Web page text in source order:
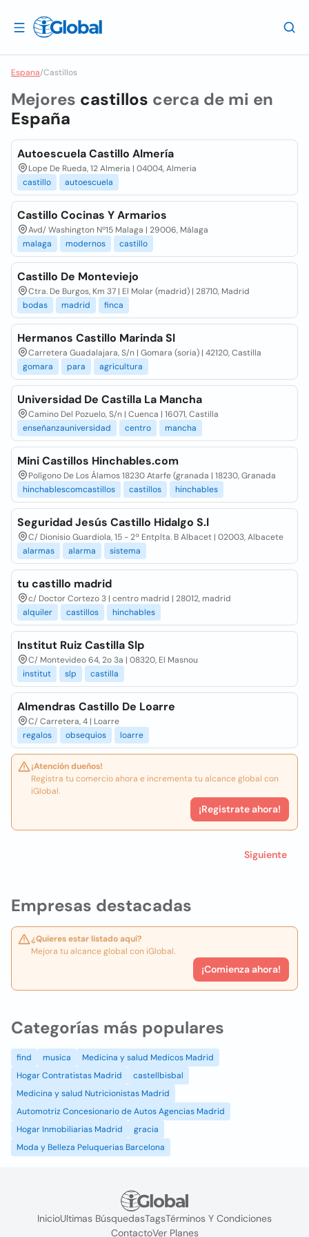
Espana/Castillos
Empresas destacadas
¿Quieres estar listado aquí?
Mejora tu alcance global con iGlobal.
¡Comienza ahora!
Mejores castillos cerca de mi en
España
Autoescuela Castillo Almería
Lope De Rueda, 12 Almeria | 04004, Almeria
castillo
autoescuela
Castillo Cocinas Y Armarios
Avd/ Washington Nº15 Malaga | 29006, Málaga
malaga
modernos castillo
Castillo De Monteviejo
Ctra. De Burgos, Km 37 | El Molar (madrid) | 28710, Madrid
bodas
madrid finca
Hermanos Castillo Marinda Sl
Carretera Guadalajara, S/n | Gomara (soria) | 42120, Castilla
gomara
para agricultura
Universidad De Castilla La Mancha
Camino Del Pozuelo, S/n | Cuenca | 16071, Castilla
enseñanzauniversidad
centro mancha
Mini Castillos Hinchables.com
Polígono De Los Álamos 18230 Atarfe (granada | 18230, Granada
hinchablescomcastillos
castillos hinchables
Seguridad Jesús Castillo Hidalgo S.l
C/ Dionisio Guardiola, 15 - 2ª Entplta. B Albacet | 02003, Albacete
alarmas
alarma sistema
tu castillo madrid
c/ Doctor Cortezo 3 | centro madrid | 28012, madrid
alquiler
castillos hinchables
Institut Ruiz Castilla Slp
C/ Montevideo 64, 2o 3a | 08320, El Masnou
institut
slp castilla
Almendras Castillo De Loarre
C/ Carretera, 4 | Loarre
regalos
obsequios loarre
¡Atención dueños!
Registra tu comercio ahora e incrementa tu alcance global con
iGlobal.
¡Registrate ahora!
Siguiente
Categorías más populares
find musica
Medicina y salud Medicos Madrid
Hogar Contratistas Madrid
castellbisbal
Medicina y salud Nutricionistas Madrid
Automotriz Concesionario de Autos Agencias Madrid
Hogar Inmobiliarias Madrid
gracia
Moda y Belleza Peluquerias Barcelona
InicioUltimas BúsquedasTagsTérminos Y Condiciones
ContactoVer Planes